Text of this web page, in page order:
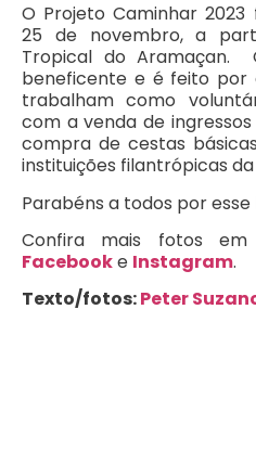
O Projeto Caminhar
25 de novembro, a
Tropical do
beneficente e é feito por
trabalham como
com a venda de
compra de cestas
instituições filantrópicas
Parabéns a todos por
Confira mais fotos em
Facebooke Instagram.
Texto/fotos:Peter